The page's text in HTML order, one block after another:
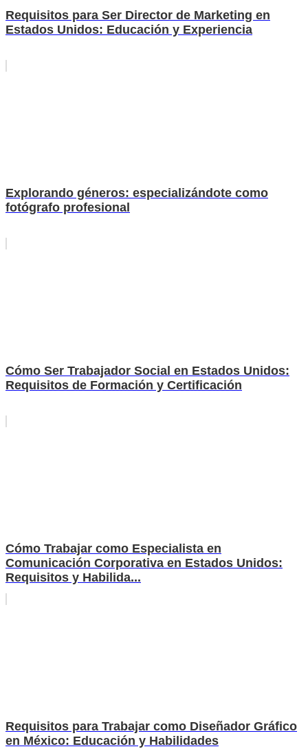
Requisitos para Ser Director de Marketing en
Estados Unidos: Educación y Experiencia
Explorando géneros: especializándote como
fotógrafo profesional
Cómo Ser Trabajador Social en Estados Unidos:
Requisitos de Formación y Certificación
Cómo Trabajar como Especialista en
Comunicación Corporativa en Estados Unidos:
Requisitos y Habilida...
Requisitos para Trabajar como Diseñador Gráfico
en México: Educación y Habilidades